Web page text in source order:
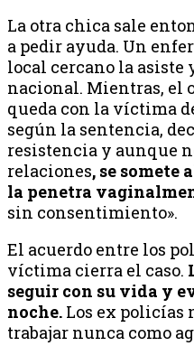
La otra chica sale
a pedir ayuda. Un
local cercano la asiste
nacional. Mientras, el
queda con la víctima
según la sentencia,
resistencia y aunque
relaciones, se
la penetra
sin consentimiento».
El acuerdo entre los
víctima cierra el caso.
seguir con su vida y
noche. Los ex policías
trabajar nunca como